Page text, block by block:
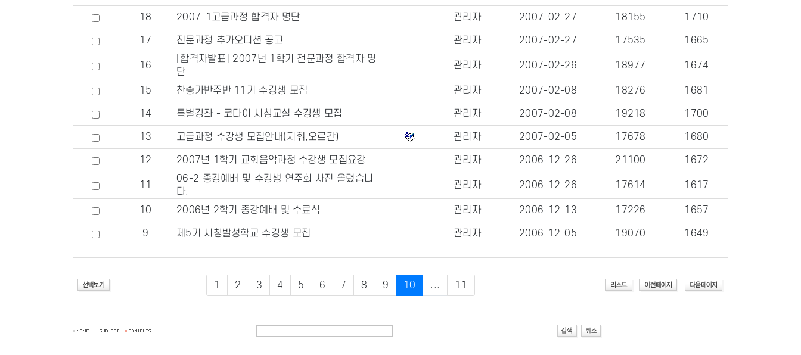
18 2007-1고급과정 합격자 명단 관리자 2007-02-27 18155 1710
17 전문과정 추가오디션 공고 관리자 2007-02-27 17535 1665
16
[합격자발표] 2007년 1학기 전문과정 합격자 명
단
관리자 2007-02-26 18977 1674
15 찬송가반주반 11기 수강생 모집 관리자 2007-02-08 18276 1681
14 특별강좌 - 코다이 시창교실 수강생 모집 관리자 2007-02-08 19218 1700
13 고급과정 수강생 모집안내(지휘,오르간) 관리자 2007-02-05 17678 1680
12 2007년 1학기 교회음악과정 수강생 모집요강 관리자 2006-12-26 21100 1672
11
06-2 종강예배 및 수강생 연주회 사진 올렸습니
다.
관리자 2006-12-26 17614 1617
10 2006년 2학기 종강예배 및 수료식 관리자 2006-12-13 17226 1657
9 제5기 시창발성학교 수강생 모집 관리자 2006-12-05 19070 1649
1 2 3 4 5 6 7 8 9 10 ... 11